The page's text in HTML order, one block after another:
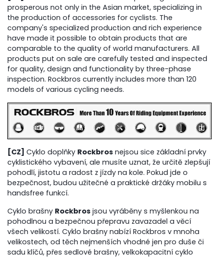
prosperous not only in the Asian market, specializing in
the production of accessories for cyclists. The
company's specialized production and rich experience
have made it possible to obtain products that are
comparable to the quality of world manufacturers. All
products put on sale are carefully tested and inspected
for quality, design and functionality by three-phase
inspection. Rockbros currently includes more than 120
models of various cycling needs.
[CZ] Cyklo doplňky Rockbros nejsou sice základní prvky
cyklistického vybavení, ale musíte uznat, že určitě zlepšují
pohodlí, jistotu a radost z jízdy na kole. Pokud jde o
bezpečnost, budou užitečné a praktické držáky mobilu s
handsfree funkcí.
Cyklo brašny Rockbros jsou vyráběny s myšlenkou na
pohodlnou a bezpečnou přepravu zavazadel a věcí
všech velikostí. Cyklo brašny nabízí Rockbros v mnoha
velikostech, od těch nejmenších vhodné jen pro duše či
sadu klíčů, přes sedlové brašny, velkokapacitní cyklo